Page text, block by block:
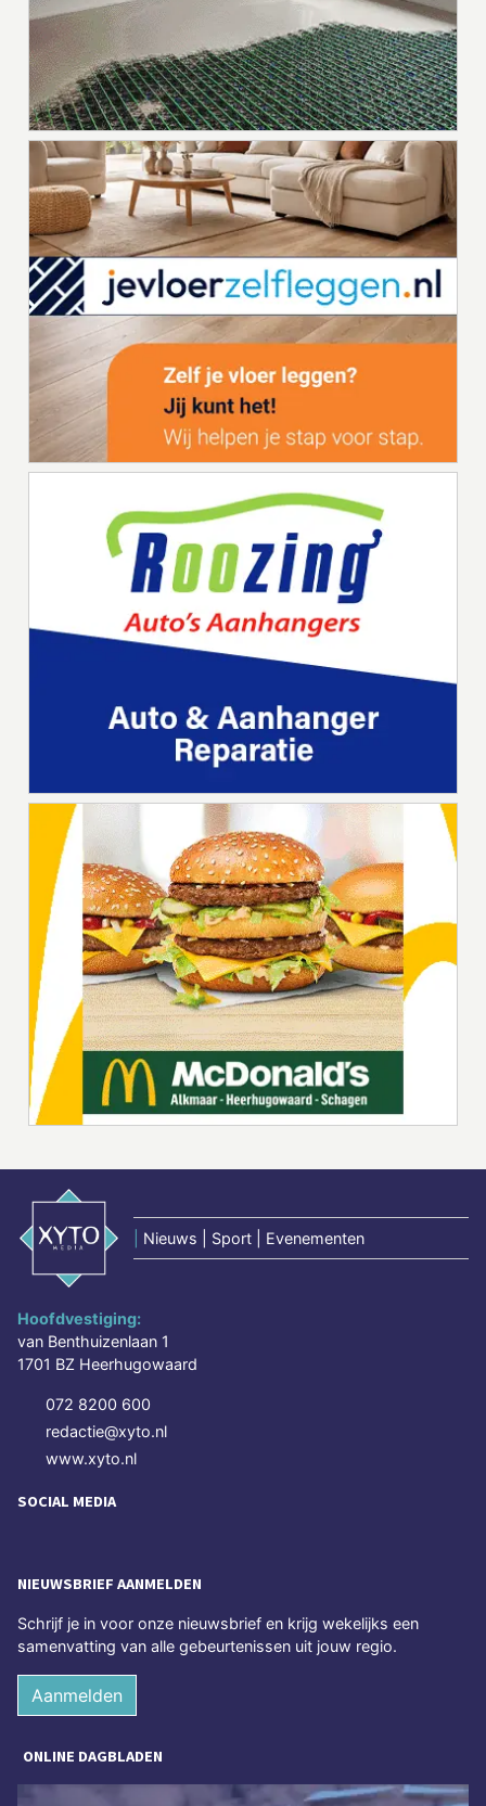
Nieuws | Sport | Evenementen
Hoofdvestiging:
van Benthuizenlaan 1
1701 BZ Heerhugowaard
072 8200 600
redactie@xyto.nl
www.xyto.nl
SOCIAL MEDIA
NIEUWSBRIEF AANMELDEN
Schrijf je in voor onze nieuwsbrief en krijg wekelijks een
samenvatting van alle gebeurtenissen uit jouw regio.
Aanmelden
ONLINE DAGBLADEN